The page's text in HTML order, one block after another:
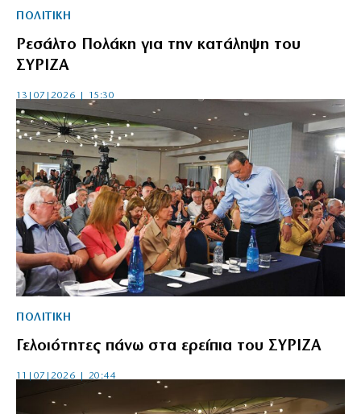
ΠΟΛΙΤΙΚΗ
Ρεσάλτο Πολάκη για την κατάληψη του
ΣΥΡΙΖΑ
13|07|2026 | 15:30
ΠΟΛΙΤΙΚΗ
Γελοιότητες πάνω στα ερείπια του ΣΥΡΙΖΑ
11|07|2026 | 20:44